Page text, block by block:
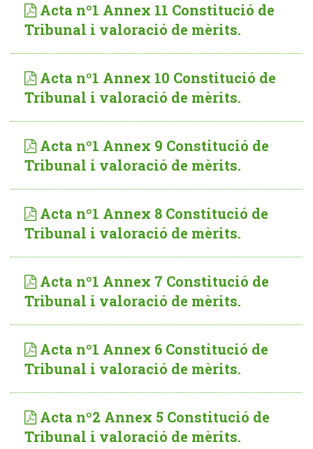
Acta nº1 Annex 11 Constitució de
Tribunal i valoració de mèrits.
Acta nº1 Annex 10 Constitució de
Tribunal i valoració de mèrits.
Acta nº1 Annex 9 Constitució de
Tribunal i valoració de mèrits.
Acta nº1 Annex 8 Constitució de
Tribunal i valoració de mèrits.
Acta nº1 Annex 7 Constitució de
Tribunal i valoració de mèrits.
Acta nº1 Annex 6 Constitució de
Tribunal i valoració de mèrits.
Acta nº2 Annex 5 Constitució de
Tribunal i valoració de mèrits.